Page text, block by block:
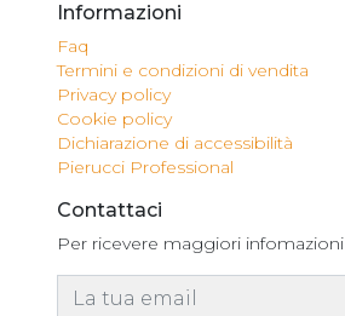
Informazioni
Faq
Termini e condizioni di vendita
Privacy policy
Cookie policy
Dichiarazione di accessibilità
Pierucci Professional
Contattaci
Per ricevere maggiori infomazioni